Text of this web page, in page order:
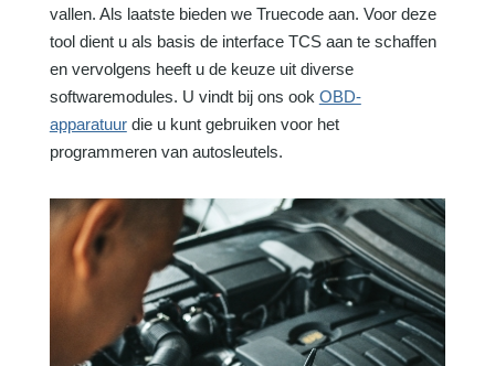
vallen. Als laatste bieden we Truecode aan. Voor deze
tool dient u als basis de interface TCS aan te schaffen
en vervolgens heeft u de keuze uit diverse
softwaremodules. U vindt bij ons ook OBD-
apparatuurdie u kunt gebruiken voor het
programmeren van autosleutels.